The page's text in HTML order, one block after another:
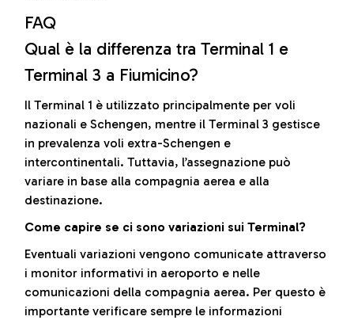
FAQ
Qual è la differenza tra Terminal 1 e
Terminal 3 a Fiumicino?
Il Terminal 1 è utilizzato principalmente per voli
nazionali e Schengen, mentre il Terminal 3 gestisce
in prevalenza voli extra-Schengen e
intercontinentali. Tuttavia, l’assegnazione può
variare in base alla compagnia aerea e alla
destinazione.
Come capire se ci sono variazioni sui Terminal?
Eventuali variazioni vengono comunicate attraverso
i monitor informativi in aeroporto e nelle
comunicazioni della compagnia aerea. Per questo è
importante verificare sempre le informazioni